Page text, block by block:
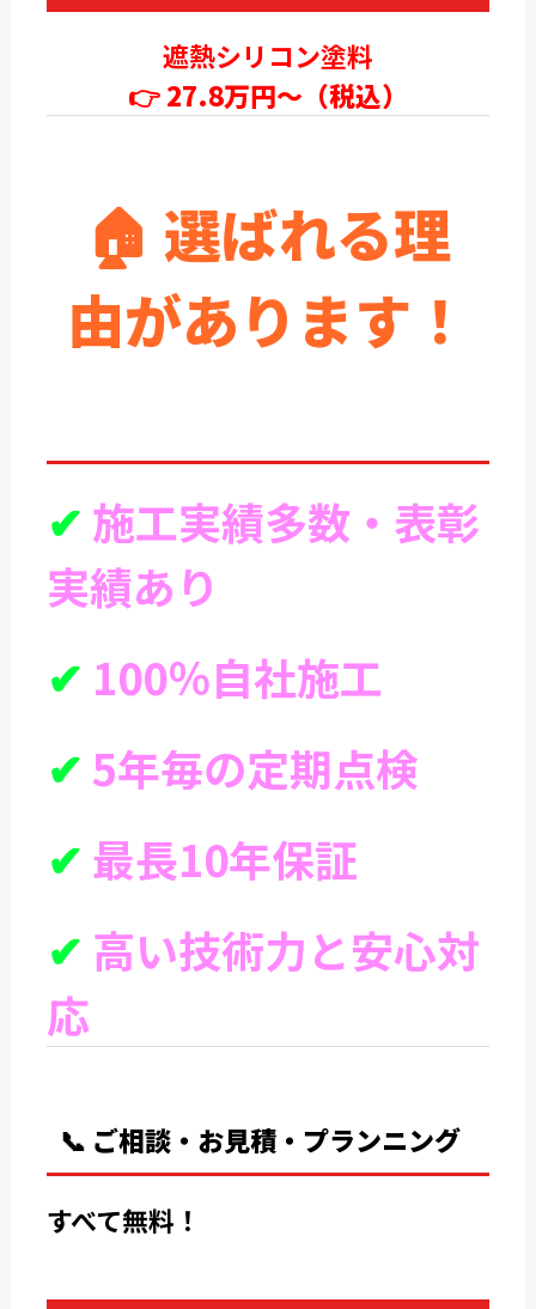
遮熱シリコン塗料
👉27.8万円～（税込）
🏠 選ばれる理
由があります！
✔ 施工実績多数・表彰
実績あり
✔ 100％自社施工
✔5年毎の定期点検
✔ 最長10年保証
✔ 高い技術力と安心対
応
📞 ご相談・お見積・プランニング
すべて無料！